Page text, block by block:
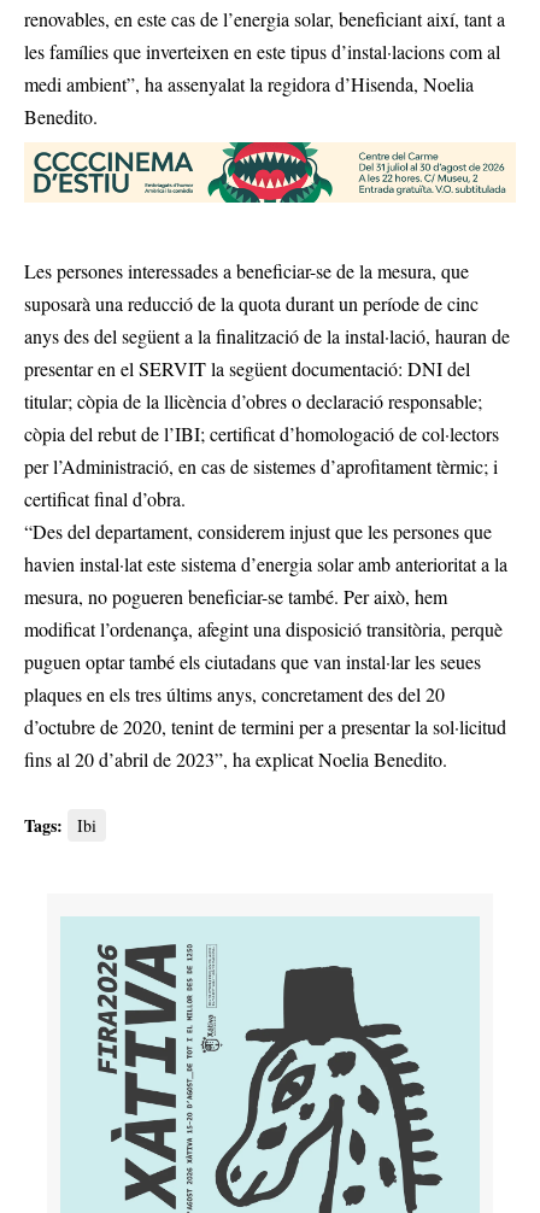
renovables, en este cas de l’energia solar, beneficiant així, tant a
les famílies que inverteixen en este tipus d’instal·lacions com al
medi ambient”, ha assenyalat la regidora d’Hisenda, Noelia
Benedito.
Les persones interessades a beneficiar-se de la mesura, que
suposarà una reducció de la quota durant un període de cinc
anys des del següent a la finalització de la instal·lació, hauran de
presentar en el SERVIT la següent documentació: DNI del
titular; còpia de la llicència d’obres o declaració responsable;
còpia del rebut de l’IBI; certificat d’homologació de col·lectors
per l’Administració, en cas de sistemes d’aprofitament tèrmic; i
certificat final d’obra.
“Des del departament, considerem injust que les persones que
havien instal·lat este sistema d’energia solar amb anterioritat a la
mesura, no pogueren beneficiar-se també. Per això, hem
modificat l’ordenança, afegint una disposició transitòria, perquè
puguen optar també els ciutadans que van instal·lar les seues
plaques en els tres últims anys, concretament des del 20
d’octubre de 2020, tenint de termini per a presentar la sol·licitud
fins al 20 d’abril de 2023”, ha explicat Noelia Benedito.
Tags: Ibi